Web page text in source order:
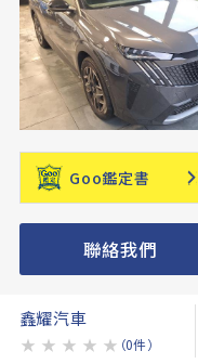
Goo鑑定書
聯絡我們
鑫耀汽車
★ ★ ★ ★ ★ （0件）